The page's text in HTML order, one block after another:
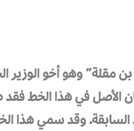
مقلة” وهو أخو الوزير
الأصل في هذا الخط فقد
وقد سمي هذا